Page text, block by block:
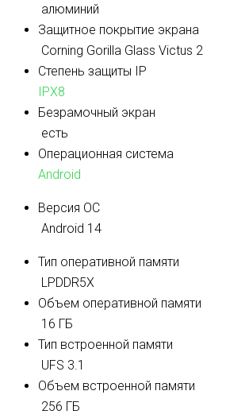
алюминий
Защитное покрытие экрана
Corning Gorilla Glass Victus 2
Степень защиты IP
IPX8
Безрамочный экран
есть
Операционная система
Android
Версия ОС
Android 14
Тип оперативной памяти
LPDDR5X
Объем оперативной памяти
16 ГБ
Тип встроенной памяти
UFS 3.1
Объем встроенной памяти
256 ГБ